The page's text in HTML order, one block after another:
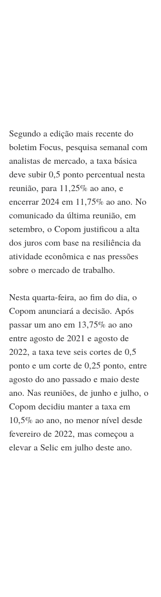
Segundo a edição mais recente do
boletim Focus, pesquisa semanal com
analistas de mercado, a taxa básica
deve subir 0,5 ponto percentual nesta
reunião, para 11,25% ao ano, e
encerrar 2024 em 11,75% ao ano. No
comunicado da última reunião, em
setembro, o Copom justificou a alta
dos juros com base na resiliência da
atividade econômica e nas pressões
sobre o mercado de trabalho.
Nesta quarta-feira, ao fim do dia, o
Copom anunciará a decisão. Após
passar um ano em 13,75% ao ano
entre agosto de 2021 e agosto de
2022, a taxa teve seis cortes de 0,5
ponto e um corte de 0,25 ponto, entre
agosto do ano passado e maio deste
ano. Nas reuniões, de junho e julho, o
Copom decidiu manter a taxa em
10,5% ao ano, no menor nível desde
fevereiro de 2022, mas começou a
elevar a Selic em julho deste ano.